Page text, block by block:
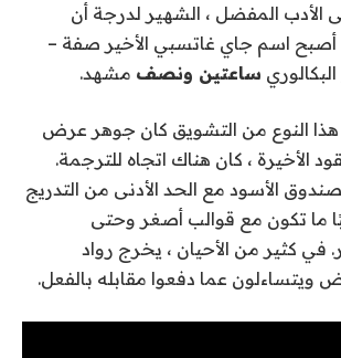
الأدب المفضل ، الشهير لدرجة أن
أصبح اسم جاي غاتسبي الأخير صفة –
ساعتين ونصف مشهد.
النوع من التشويق كان جوهر عرض
الأخيرة ، كان هناك اتجاه للترجمة.
الأسود مع الحد الأدنى من التدريج
ما تكون مع قوالب أصغر وحتى
في كثير من الأحيان ، يخرج رواد
عما دفعوا مقابله بالفعل.